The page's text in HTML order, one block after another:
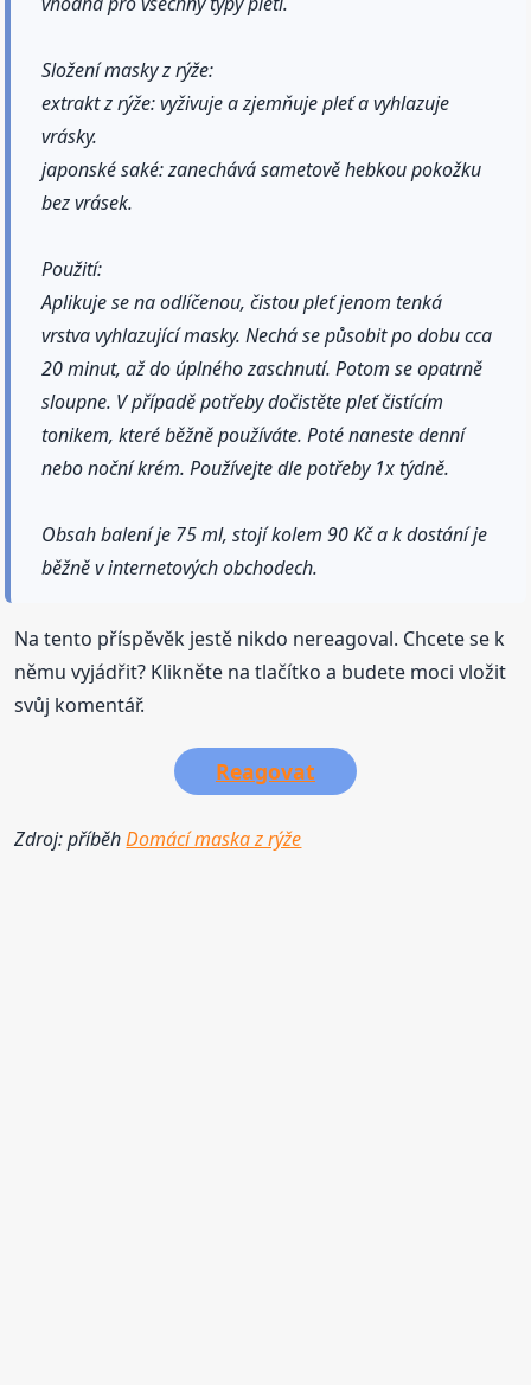
Složení masky z rýže:
extrakt z rýže: vyživuje a zjemňuje pleť a vyhlazuje
vrásky.
japonské saké: zanechává sametově hebkou pokožku
bez vrásek.
Použití:
Aplikuje se na odlíčenou, čistou pleť jenom tenká
vrstva vyhlazující masky. Nechá se působit po dobu cca
20 minut, až do úplného zaschnutí. Potom se opatrně
sloupne. V případě potřeby dočistěte pleť čistícím
tonikem, které běžně používáte. Poté naneste denní
nebo noční krém. Používejte dle potřeby 1x týdně.
Obsah balení je 75 ml, stojí kolem 90 Kč a k dostání je
běžně v internetových obchodech.
Na tento příspěvěk jestě nikdo nereagoval. Chcete se k
němu vyjádřit? Klikněte na tlačítko a budete moci vložit
svůj komentář.
Reagovat
Zdroj: příběhDomácí maska z rýže